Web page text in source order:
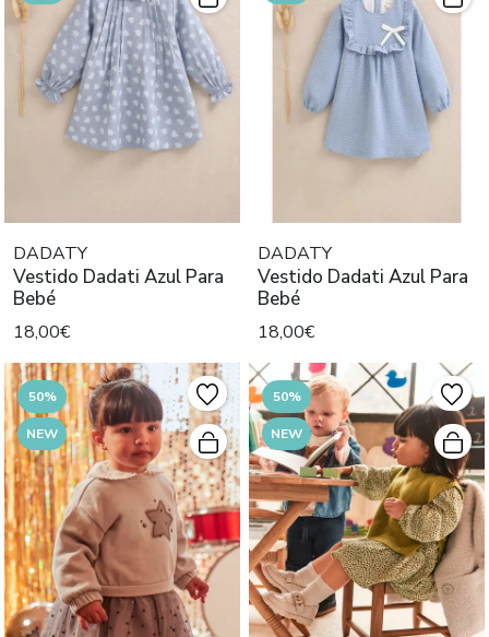
DADATY
Vestido Dadati Azul Para
Bebé
18,00€
DADATY
Vestido Dadati Azul Para
Bebé
18,00€
50%
NEW
50%
NEW